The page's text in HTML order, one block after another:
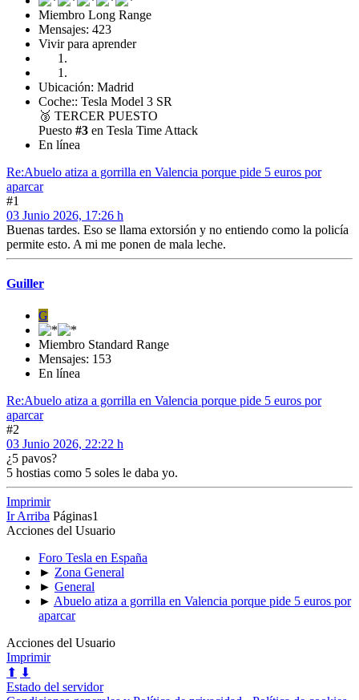
Miembro Long Range
Mensajes: 423
Vivir para aprender
Ubicación: Madrid
Coche:: Tesla Model 3 SR
🥉 TERCER PUESTO
Puesto #3 en Tesla Time Attack
En línea
Re:Abuelo atiza a gorrilla en Valencia porque pide 5 euros por
aparcar
#1
03 Junio 2026, 17:26 h
Buenas tardes. Eso se llama extorsión y no entiendo como la policía
permite esto. A mi me ponen de mala leche.
Guiller
G
Miembro Standard Range
Mensajes: 153
En línea
Re:Abuelo atiza a gorrilla en Valencia porque pide 5 euros por
aparcar
#2
03 Junio 2026, 22:22 h
¿5 pavos?
5 hostias como 5 soles le daba yo.
Imprimir
Ir Arriba Páginas1
Acciones del Usuario
Foro Tesla en España
► Zona General
► General
► Abuelo atiza a gorrilla en Valencia porque pide 5 euros por
aparcar
Acciones del Usuario
Imprimir
⬆ ⬇
Estado del servidor